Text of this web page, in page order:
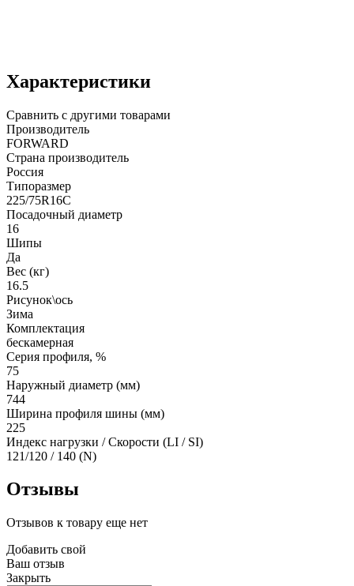
Характеристики
Сравнить с другими товарами
Производитель
FORWARD
Страна производитель
Россия
Типоразмер
225/75R16C
Посадочный диаметр
16
Шипы
Да
Вес (кг)
16.5
Рисунок\ось
Зима
Комплектация
бескамерная
Серия профиля, %
75
Наружный диаметр (мм)
744
Ширина профиля шины (мм)
225
Индекс нагрузки / Скорости (LI / SI)
121/120 / 140 (N)
Отзывы
Отзывов к товару еще нет
Добавить свой
Ваш отзыв
Закрыть